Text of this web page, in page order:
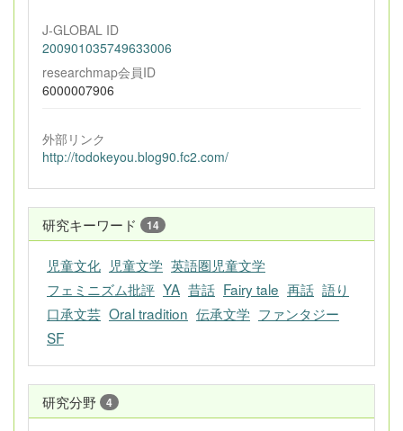
J-GLOBAL ID
200901035749633006
researchmap会員ID
6000007906
外部リンク
http://todokeyou.blog90.fc2.com/
研究キーワード 14
児童文化 児童文学 英語圏児童文学
フェミニズム批評 YA 昔話 Fairy tale 再話 語り
口承文芸 Oral tradition 伝承文学 ファンタジー
SF
研究分野 4